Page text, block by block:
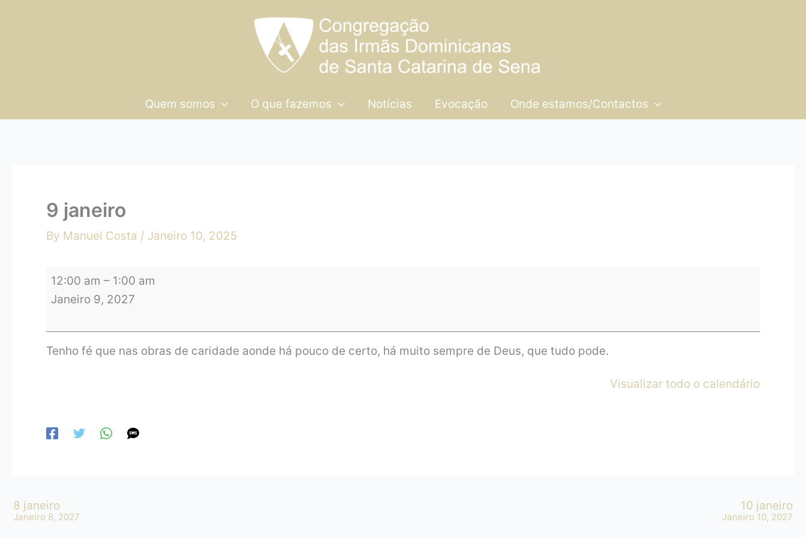
Quem somos O que fazemos Notícias Evocação Onde estamos/Contactos
9 janeiro
By Manuel Costa / Janeiro 10, 2025
12:00 am – 1:00 am
Janeiro 9, 2027
Tenho fé que nas obras de caridade aonde há pouco de certo, há muito sempre de Deus, que tudo pode.
Visualizar todo o calendário
8 janeiro
Janeiro 8, 2027
10 janeiro
Janeiro 10, 2027